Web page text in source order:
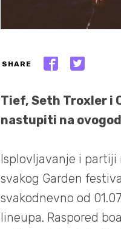
SHARE
Tief, Seth Troxler i
nastupiti na
Isplovljavanje i partiji
svakog Garden
svakodnevno od
lineupa. Raspored